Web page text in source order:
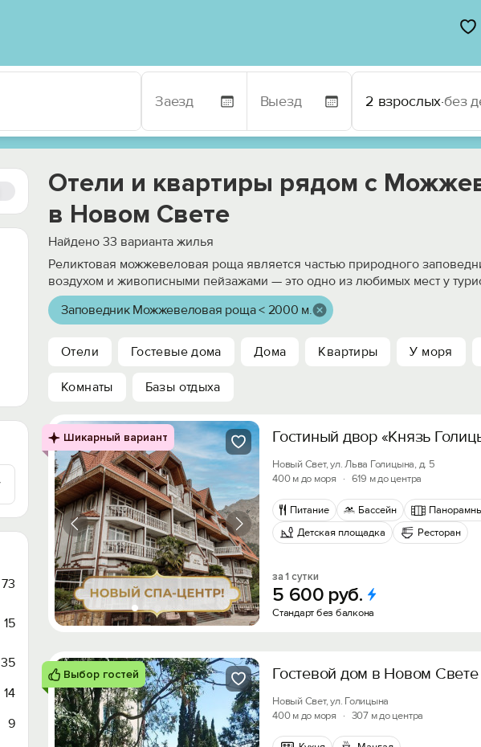
2 взрослых·без
73
15
35
14
9
Отели и квартиры рядом с
в Новом Свете
Найдено 33 варианта жилья
Реликтовая можжевеловая роща является частью природного
воздухом и живописными пейзажами — это одно из любимых мест у
Заповедник Можжевеловая роща < 2000 м.
Отели Гостевые дома Дома Квартиры У моря
Комнаты Базы отдыха
Шикарный вариант Гостиный двор «Князь
Новый Свет, ул. Льва Голицына, д. 5
400 м до моря
· 619 м до центра
Питание Бассейн
Детская площадка
Ресторан
за 1 сутки
5 600 руб.
Стандарт без балкона
Выбор гостей Гостевой дом в Новом Свете
Новый Свет, ул. Голицына
400 м до моря
· 307 м до центра